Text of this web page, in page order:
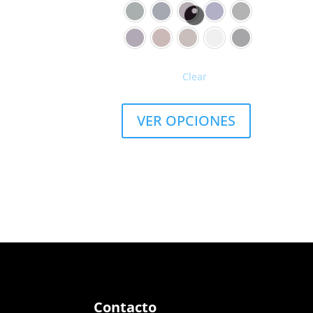
Clear
VER OPCIONES
Contacto